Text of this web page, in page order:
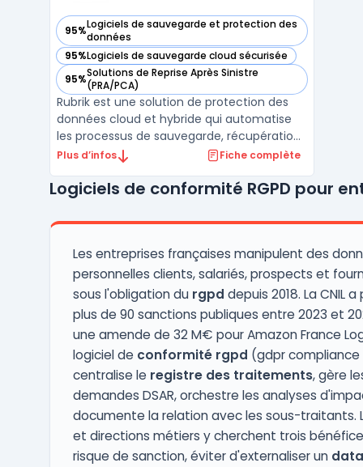
95%Logiciels de sauvegarde et protection des
données
— voir Rubrik dans cette catégorie
95%Logiciels de sauvegarde cloud sécurisée
— voir Rubrik dans cette catégorie
95%Solutions de Reprise Après Sinistre
(PRA/PCA)
— voir Rubrik dans cette catégorie
Rubrik est une solution de protection des
données cloud et hybride qui automatise
les processus de sauvegarde, récupération
et archivage des données critiques des
besoins des environnements modernes,
grâce à son approche un ...
Plus d’infos Fiche complète
Logiciels de conformité RGPD pour
Les entreprises françaises manipulent des
personnelles clients, salariés, prospects et
sous l'obligation du rgpd depuis 2018. La CNIL
plus de 90 sanctions publiques entre 2023 et
une amende de 32 M€ pour Amazon France
logiciel de conformité rgpd (gdpr compliance
centralise le registre des traitements, gère
demandes DSAR, orchestre les analyses
documente la relation avec les sous-traitants.
et directions métiers y cherchent trois
risque de sanction, éviter d'externaliser un data